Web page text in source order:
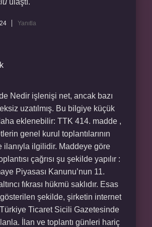
ulaştı.
Yanıtla
Nedir işlenişi net, ancak bazı
uzatılmış. Bu bilgiye küçük
eklenebilir: TTK 414. madde ,
genel kurul toplantılarının
ilanıyla ilgilidir. Maddeye göre
çağrısı şu şekilde yapılır :
Piyasası Kanunu’nun 11.
fıkrası hükmü saklıdır. Esas
şekilde, şirketin internet
Ticaret Sicili Gazetesinde
İlan ve toplantı günleri hariç